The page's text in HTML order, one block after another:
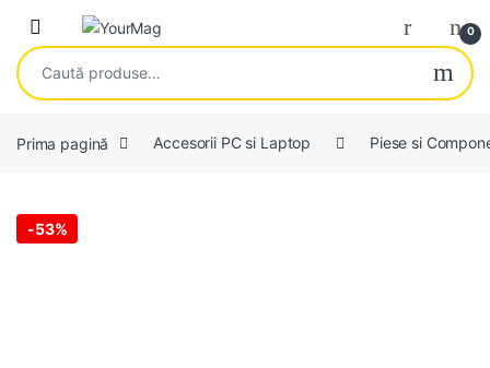
Skip to navigation
Skip to content
Open 0
Caută după:
Prima pagină Accesorii PC si Laptop Piese si
-53%